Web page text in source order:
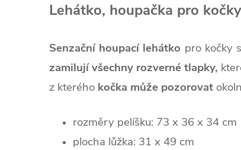
Lehátko, houpačka pro
Senzační houpací lehátko pro kočky s
zamilují všechny rozverné tlapky,
z kterého kočka může pozorovat
rozměry pelíšku: 73 x 36 x 34 cm
plocha lůžka: 31 x 49 cm